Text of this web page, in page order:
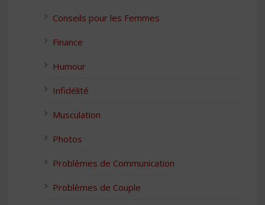
Conseils pour les Femmes
Finance
Humour
Infidélité
Musculation
Photos
Problèmes de Communication
Problèmes de Couple